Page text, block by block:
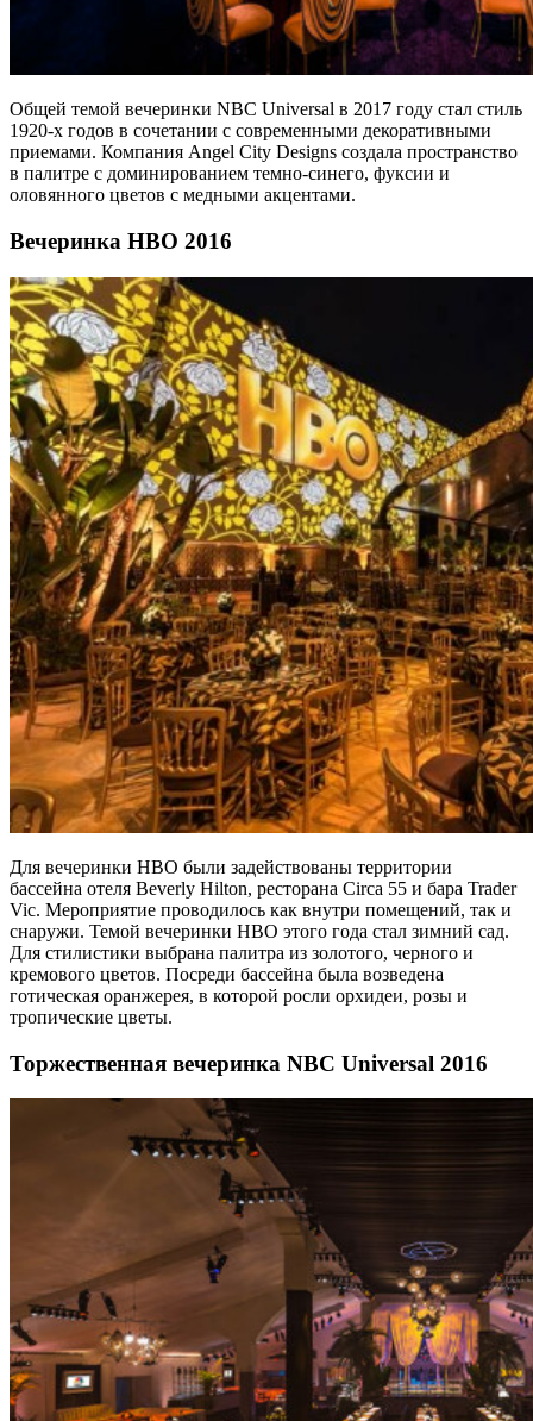
Общей темой вечеринки NBC Universal в 2017 году стал стиль
1920-х годов в сочетании с современными декоративными
приемами. Компания Angel City Designs создала пространство
в палитре с доминированием темно-синего, фуксии и
оловянного цветов с медными акцентами.
Вечеринка HBO 2016
Для вечеринки HBO были задействованы территории
бассейна отеля Beverly Hilton, ресторана Circa 55 и бара Trader
Vic. Мероприятие проводилось как внутри помещений, так и
снаружи. Темой вечеринки HBO этого года стал зимний сад.
Для стилистики выбрана палитра из золотого, черного и
кремового цветов. Посреди бассейна была возведена
готическая оранжерея, в которой росли орхидеи, розы и
тропические цветы.
Торжественная вечеринка NBC Universal 2016